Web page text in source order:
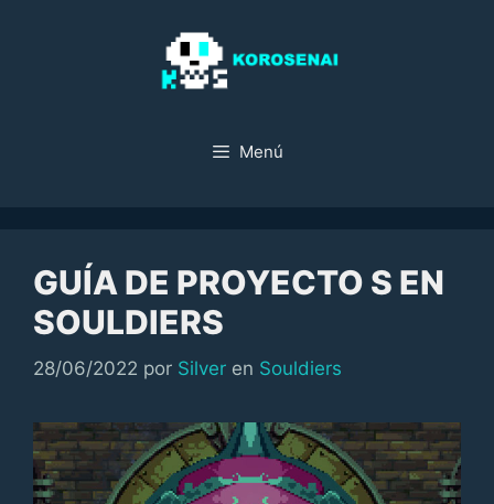
Menú
GUÍA DE PROYECTO S EN
SOULDIERS
28/06/2022 por Silver en Categorías
Souldiers